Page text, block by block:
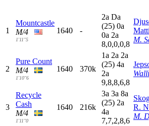
1
Mountcastle
M/4
1'11"5
1640 -
2a Da
(25) 0a
0a 2a
8,0,0,0,8
M.
2
Pure Count
M/4
1'10"6
1640 370k
1a 2a 2a
(25) 4a
2a
9,8,8,6,8
3
Recycle
Cash
M/4
1'11"0
1640 216k
3a 3a 8a
(25) 2a
4a
7,7,2,8,6
R.
M.